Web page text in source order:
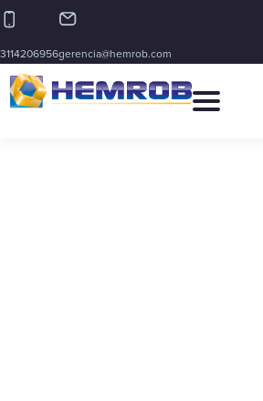
3114206956gerencia@hemrob.com